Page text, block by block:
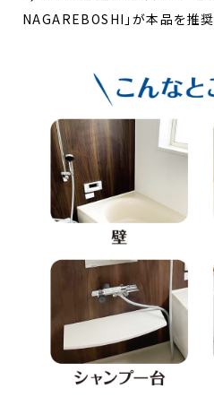
NAGAREBOSHI」が本品を推奨